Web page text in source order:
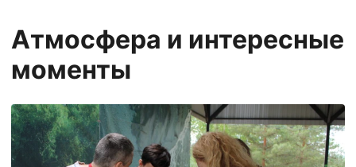
Атмосфера и интересные
моменты